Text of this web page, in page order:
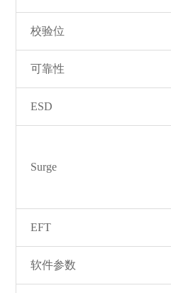
校验位
可靠性
ESD
Surge
EFT
软件参数